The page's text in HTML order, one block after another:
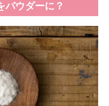
パウダーに？